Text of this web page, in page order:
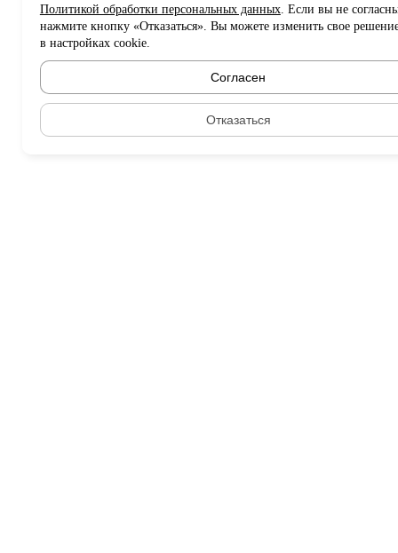
Политикой обработки персональных данных. Если вы не
нажмите кнопку «Отказаться». Вы можете изменить свое
в настройках cookie.
Согласен
Отказаться